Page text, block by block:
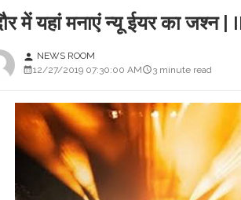
में यहां मनाएं न्यू ईयर का जश्न
person NEWS ROOM
12/27/2019 07:30:00 AM
3 minute read